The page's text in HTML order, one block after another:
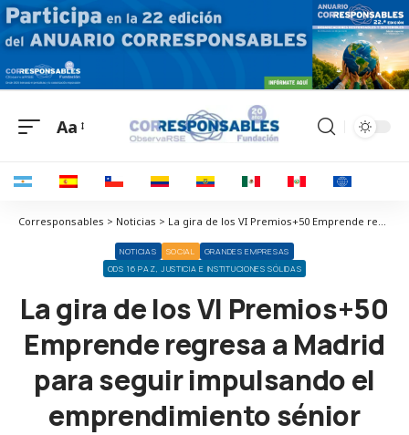
Aa
Corresponsables > Noticias > La gira de los VI Premios+50 Emprende regresa a Madrid para seguir impulsando el emprendimiento sénior
NOTICIAS SOCIAL
GRANDES EMPRESAS
ODS 16 PAZ, JUSTICIA E INSTITUCIONES SÓLIDAS
La gira de los VI Premios+50
Emprende regresa a Madrid
para seguir impulsando el
emprendimiento sénior